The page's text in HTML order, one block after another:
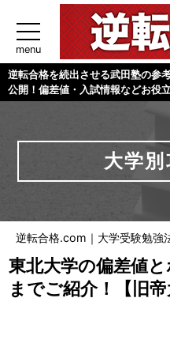
menu
逆転合格を続出させる武田塾の参
公開！偏差値・入試情報などお役立
大学
逆転合格.com｜大学受験勉強
東北大学の偏差値
までご紹介！【旧帝